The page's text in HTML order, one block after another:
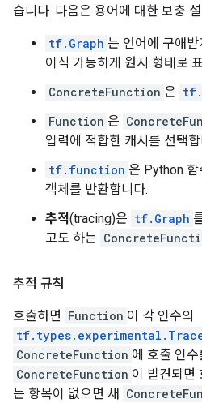
습니다. 다음은 용어에 대한 보충
tf.Graph 는 언어에 구애
이식 가능하게 원시 형태로
ConcreteFunction 은
Function 은
입력에 적합한 캐시를 선택
tf.function 은 Python 함
객체를 반환합니다.
추적(tracing)은 tf.Graph
고도 하는
추적 규칙
호출하면 Function 이 각 인수의
ConcreteFunction 에 호출 인
ConcreteFunction 이 발견되면
는 항목이 없으면 새